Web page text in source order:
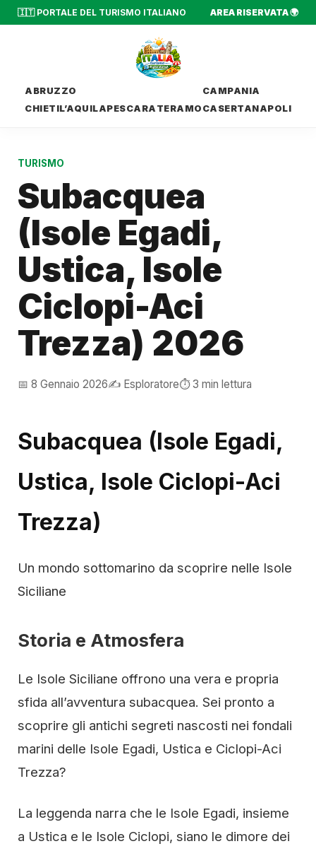
🇮🇹 PORTALE DEL TURISMO ITALIANO AREA RISERVATA 🌍
ABRUZZO
CHIETIL’AQUILAPESCARA TERAMO
CAMPANIA
CASERTANAPOLI
TURISMO
Subacquea
(Isole Egadi,
Ustica, Isole
Ciclopi-Aci
Trezza) 2026
📅 8 Gennaio 2026✍️ Esploratore⏱️ 3 min lettura
Subacquea (Isole Egadi,
Ustica, Isole Ciclopi-Aci
Trezza)
Un mondo sottomarino da scoprire nelle Isole
Siciliane
Storia e Atmosfera
Le Isole Siciliane offrono una vera e propria
sfida all’avventura subacquea. Sei pronto a
scoprire gli antichi segreti nascosti nei fondali
marini delle Isole Egadi, Ustica e Ciclopi-Aci
Trezza?
La leggenda narra che le Isole Egadi, insieme
a Ustica e le Isole Ciclopi, siano le dimore dei